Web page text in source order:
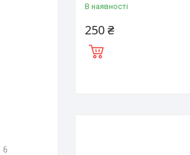
В наявності
250 ₴
6